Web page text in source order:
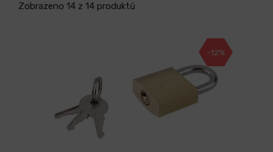
Zobrazeno 14 z 14 produktů
-12%